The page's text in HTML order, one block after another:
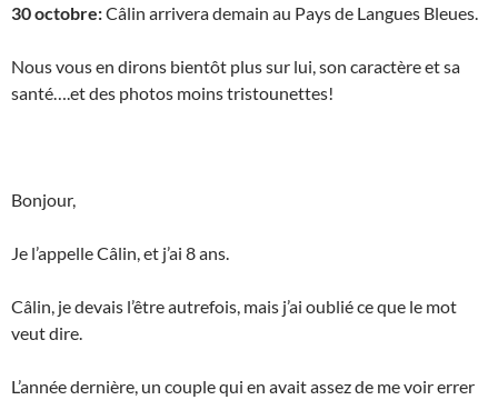
30 octobre:Câlin arrivera demain au Pays de Langues Bleues.
Nous vous en dirons bientôt plus sur lui, son caractère et sa
santé….et des photos moins tristounettes!
Bonjour,
Je l’appelle Câlin, et j’ai 8 ans.
Câlin, je devais l’être autrefois, mais j’ai oublié ce que le mot
veut dire.
L’année dernière, un couple qui en avait assez de me voir errer